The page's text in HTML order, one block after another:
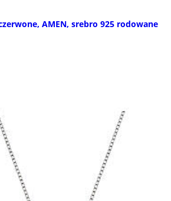
AMEN, srebro 925 rodowane